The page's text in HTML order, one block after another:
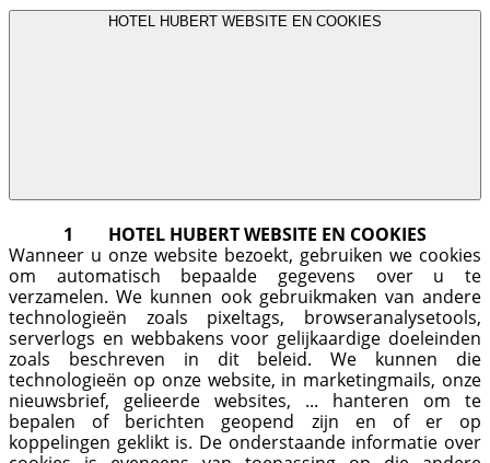
HOTEL HUBERT WEBSITE EN COOKIES
1 HOTEL HUBERT WEBSITE EN COOKIES
Wanneer u onze website bezoekt, gebruiken we cookies
om automatisch bepaalde gegevens over u te
verzamelen. We kunnen ook gebruikmaken van andere
technologieën zoals pixeltags, browseranalysetools,
serverlogs en webbakens voor gelijkaardige doeleinden
zoals beschreven in dit beleid. We kunnen die
technologieën op onze website, in marketingmails, onze
nieuwsbrief, gelieerde websites, ... hanteren om te
bepalen of berichten geopend zijn en of er op
koppelingen geklikt is. De onderstaande informatie over